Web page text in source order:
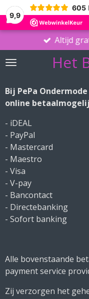
9,9
605
Het
Altijd
Bij PePa
online
- iDEAL
- PayPal
- Mastercard
- Maestro
- Visa
- V-pay
- Bancontact
- Directebanking
- Sofort banking
Alle bovenstaande
payment service
Zij verzorgen het